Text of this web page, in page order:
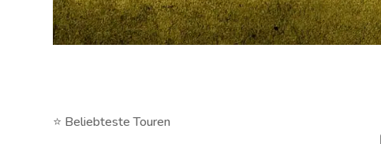
⭐ Beliebteste Touren